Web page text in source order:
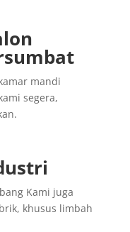
mandi
segera,
Kami juga
khusus limbah